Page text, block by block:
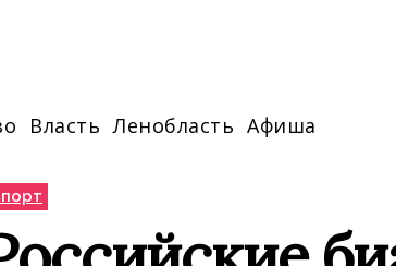
Власть Ленобласть Афиша